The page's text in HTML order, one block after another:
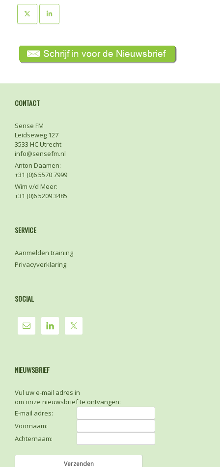
CONTACT
Sense FM
Leidseweg 127
3533 HC Utrecht
info@sensefm.nl
Anton Daamen:
+31 (0)6 5570 7999
Wim v/d Meer:
+31 (0)6 5209 3485
SERVICE
Aanmelden training
Privacyverklaring
SOCIAL
NIEUWSBRIEF
Vul uw e-mail adres in
om onze nieuwsbrief te ontvangen:
E-mail adres:
Voornaam:
Achternaam: